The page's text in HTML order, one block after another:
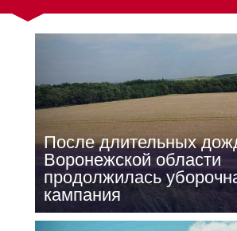
После длительных
Воронежской области
продолжилась
кампания